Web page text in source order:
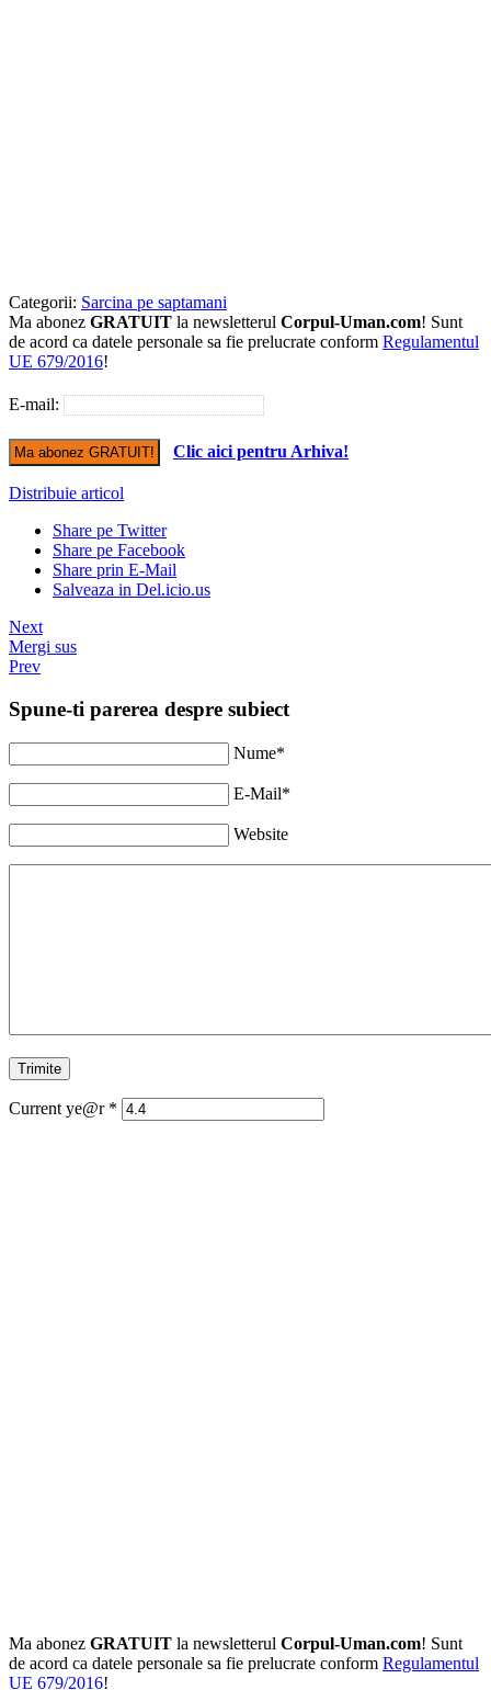
Categorii: Sarcina pe saptamani
Ma abonez GRATUIT la newsletterul Corpul-Uman.com! Sunt
de acord ca datele personale sa fie prelucrate conform Regulamentul
UE 679/2016!
E-mail:
Clic aici pentru Arhiva!
Distribuie articol
Share pe Twitter
Share pe Facebook
Share prin E-Mail
Salveaza in Del.icio.us
Next
Mergi sus
Prev
Spune-ti parerea despre subiect
Nume*
E-Mail*
Website
Current ye@r *
Ma abonez GRATUIT la newsletterul Corpul-Uman.com! Sunt
de acord ca datele personale sa fie prelucrate conform Regulamentul
UE 679/2016!